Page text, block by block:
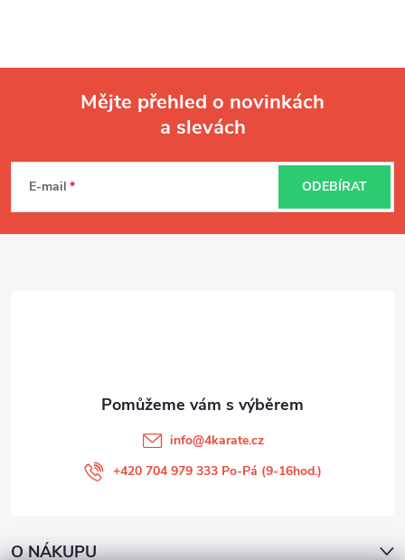
p
Mějte přehled o novinkách
a slevách
E-mail ODEBÍRAT
info@4karate.cz
+420 704 979 333 Po-Pá (9-16hod.)
O NÁKUPU